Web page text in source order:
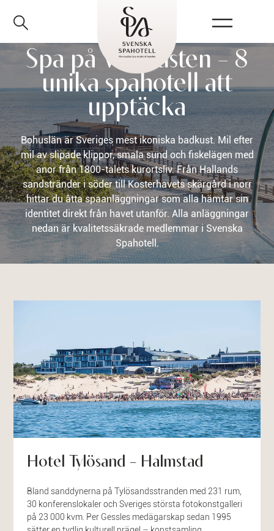
Spa på Västkusten – 8
unika spahotell att
upptäcka
Bohuslän är Sveriges mest ikoniska badkust. Mil efter
mil av slipade klippor, smala sund och fiskelägen med
anor från 1800-talets kurortsliv. Från Hallands
sandstränder i söder till Kosterhavets skärgård i norr
hittar du åtta spaanläggningar som alla hämtar sin
identitet direkt från havet utanför. Alla anläggningar
nedan är kvalitetssäkrade medlemmar i Svenska
Spahotell.
Hotel Tylösand – Halmstad
Bland sanddynerna på Tylösandsstranden med 231 rum,
30 konferenslokaler och Sveriges största fotokonstgalleri
på 23 000 kvm. Per Gessles medägarskap sedan 1995